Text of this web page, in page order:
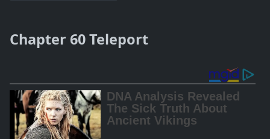
Chapter 60 Teleport